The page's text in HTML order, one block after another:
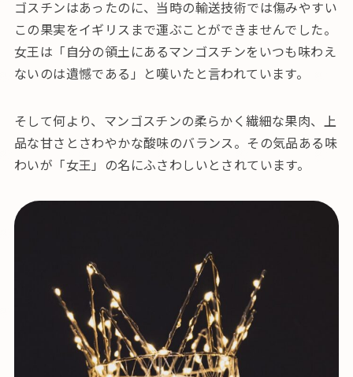
ゴスチンはあったのに、当時の輸送技術では傷みやすい
この果実をイギリスまで運ぶことができませんでした。
女王は「自分の領土にあるマンゴスチンをいつも味わえ
ないのは遺憾である」と嘆いたと言われています。
そして何より、マンゴスチンの柔らかく繊細な果肉、上
品な甘さとさわやかな酸味のバランス。その気品ある味
わいが「女王」の名にふさわしいとされています。